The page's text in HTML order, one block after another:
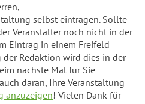
selbst eintragen. Sollte
Veranstalter noch nicht in der
Eintrag in einem Freifeld
der Redaktion wird dies in der
nächste Mal für Sie
daran, Ihre Veranstaltung
anzuzeigen! Vielen Dank für